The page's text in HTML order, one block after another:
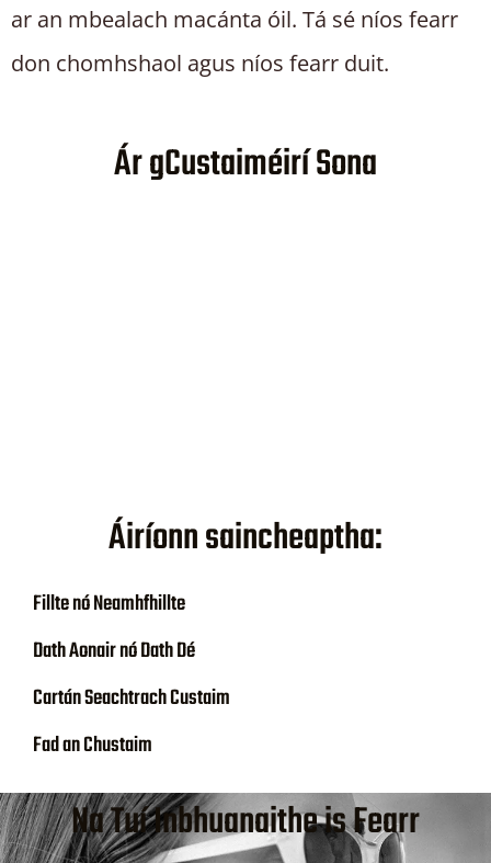
ar an mbealach macánta óil. Tá sé níos fearr
don chomhshaol agus níos fearr duit.
Ár gCustaiméirí Sona
Áiríonn saincheaptha:
Fillte nó Neamhfhillte
Dath Aonair nó Dath Dé
Cartán Seachtrach Custaim
Fad an Chustaim
Na Tuí Inbhuanaithe is Fearr